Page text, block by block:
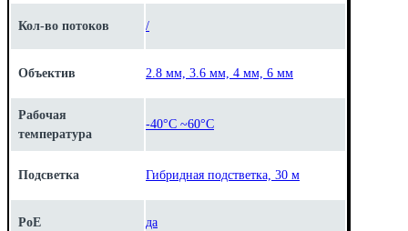
Кол-во потоков /
Объектив 2.8 мм, 3.6 мм, 4 мм, 6 мм
Рабочая
температура
-40°C ~60°C
Подсветка Гибридная подстветка, 30 м
PoE да